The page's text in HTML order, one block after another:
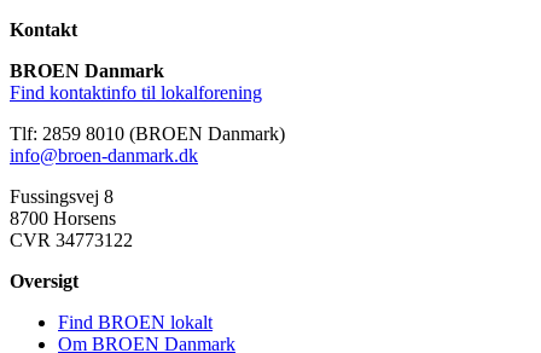
Kontakt
BROEN Danmark
Find kontaktinfo til lokalforening
Tlf: 2859 8010 (BROEN Danmark)
info@broen-danmark.dk
Fussingsvej 8
8700 Horsens
CVR 34773122
Oversigt
Find BROEN lokalt
Om BROEN Danmark